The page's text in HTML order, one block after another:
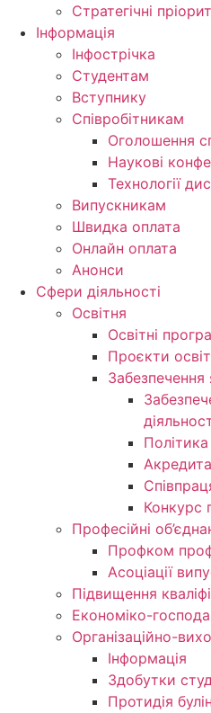
Стратегічні
Інформація
Інфострічка
Студентам
Вступнику
Співробітникам
Оголошення
Наукові
Технології
Випускникам
Швидка оплата
Онлайн оплата
Анонси
Сфери діяльності
Освітня
Освітні
Проєкти
Забезпечення
Конкурс
Професійні
Профком
Асоціації
Підвищення
Економіко-
Організаційно-
Інформація
Здобутки
Протидія